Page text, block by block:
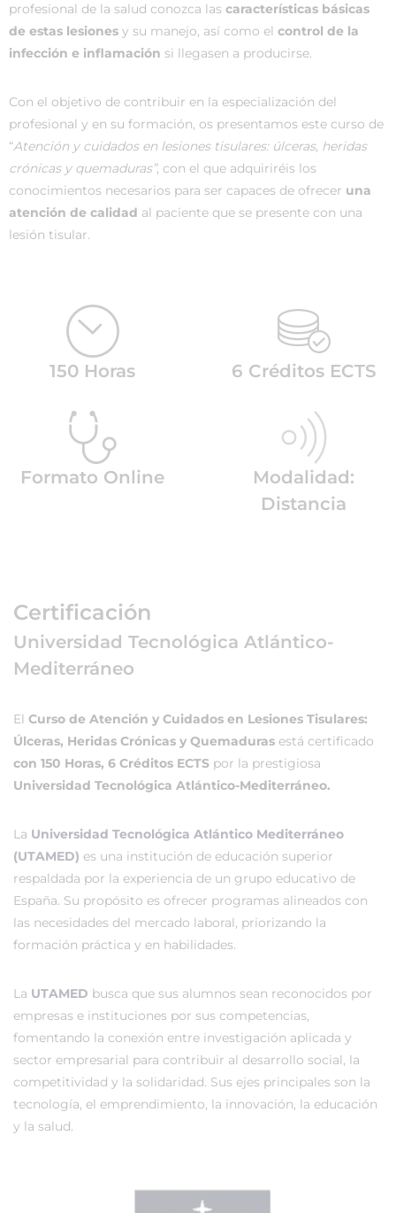
profesional de la salud conozca las características básicas
de estas lesiones y su manejo, así como el control de la
infección e inflamación si llegasen a producirse.
Con el objetivo de contribuir en la especialización del
profesional y en su formación, os presentamos este curso de
“Atención y cuidados en lesiones tisulares: úlceras, heridas
crónicas y quemaduras”, con el que adquiriréis los
conocimientos necesarios para ser capaces de ofrecer una
atención de calidad al paciente que se presente con una
lesión tisular.
150 Horas 6 Créditos ECTS
Formato Online
Modalidad:
Distancia
Certificación
Universidad Tecnológica Atlántico-
Mediterráneo
El Curso de Atención y Cuidados en Lesiones Tisulares:
Úlceras, Heridas Crónicas y Quemaduras está certificado
con 150 Horas, 6 Créditos ECTS por la prestigiosa
Universidad Tecnológica Atlántico-Mediterráneo.
La Universidad Tecnológica Atlántico Mediterráneo
(UTAMED) es una institución de educación superior
respaldada por la experiencia de un grupo educativo de
España. Su propósito es ofrecer programas alineados con
las necesidades del mercado laboral, priorizando la
formación práctica y en habilidades.
La UTAMED busca que sus alumnos sean reconocidos por
empresas e instituciones por sus competencias,
fomentando la conexión entre investigación aplicada y
sector empresarial para contribuir al desarrollo social, la
competitividad y la solidaridad. Sus ejes principales son la
tecnología, el emprendimiento, la innovación, la educación
y la salud.